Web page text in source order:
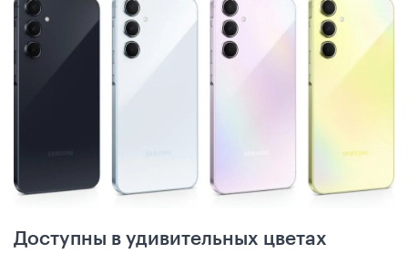
Доступны в удивительных цветах